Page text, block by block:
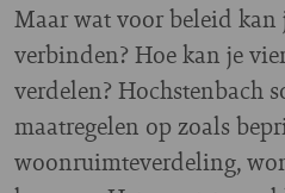
Maar wat voor beleid kan
verbinden? Hoe kan je
verdelen? Hochstenbach
maatregelen op zoals
woonruimteverdeling,